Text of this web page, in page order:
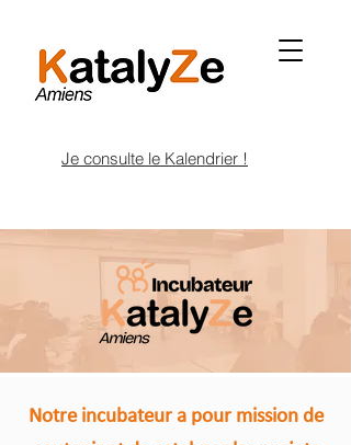
Je consulte le Kalendrier !
Notre incubateur a pour mission de